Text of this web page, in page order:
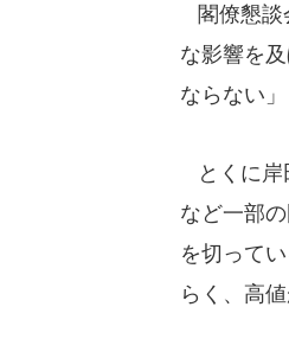
閣僚懇談
な影響を
ならない」
とくに岸
など一部
を切って
らく、高